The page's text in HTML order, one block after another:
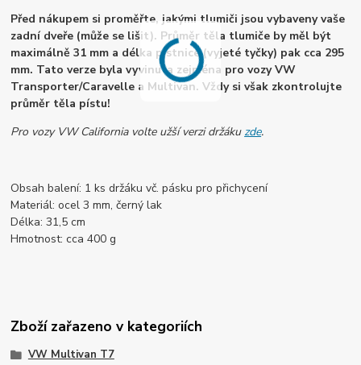
Před nákupem si proměřte, jakými tlumiči jsou vybaveny vaše
zadní dveře (může se lišit). Průměr těla tlumiče by měl být
maximálně 31 mm a délka pístnice (vyjeté tyčky) pak cca 295
mm. Tato verze byla vyvinuta zejména pro vozy VW
Transporter/Caravelle a Multivan. Vždy si však zkontrolujte
průměr těla pístu!
Pro vozy VW California volte užší verzi držákuzde.
Obsah balení: 1 ks držáku vč. pásku pro přichycení
Materiál: ocel 3 mm, černý lak
Délka: 31,5 cm
Hmotnost: cca 400 g
Zboží zařazeno v kategoriích
VW Multivan T7